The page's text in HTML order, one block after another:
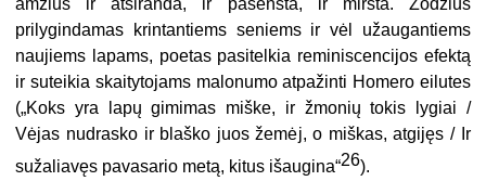
amžius ir atsiranda, ir pasensta, ir miršta. Žodžius
prilygindamas krintantiems seniems ir vėl užaugantiems
naujiems lapams, poetas pasitelkia reminiscencijos efektą
ir suteikia skaitytojams malonumo atpažinti Homero eilutes
(„Koks yra lapų gimimas miške, ir žmonių tokis lygiai /
Vėjas nudrasko ir blaško juos žemėj, o miškas, atgijęs / Ir
sužaliavęs pavasario metą, kitus išaugina“26).